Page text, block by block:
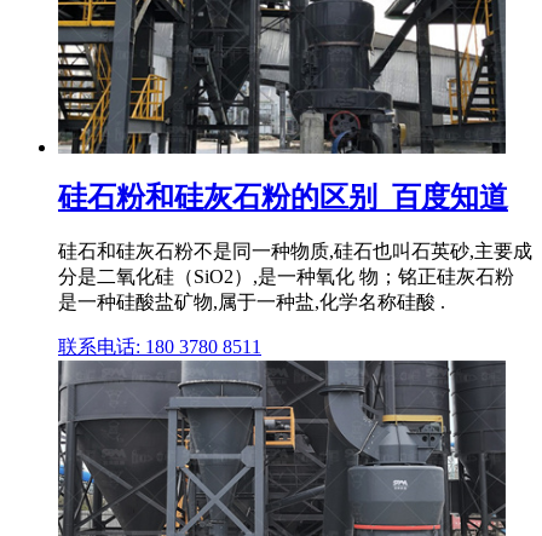
硅石粉和硅灰石粉的区别_百度知道
硅石和硅灰石粉不是同一种物质,硅石也叫石英砂,主要成
分是二氧化硅（SiO2）,是一种氧化 物；铭正硅灰石粉
是一种硅酸盐矿物,属于一种盐,化学名称硅酸 .
联系电话: 180 3780 8511